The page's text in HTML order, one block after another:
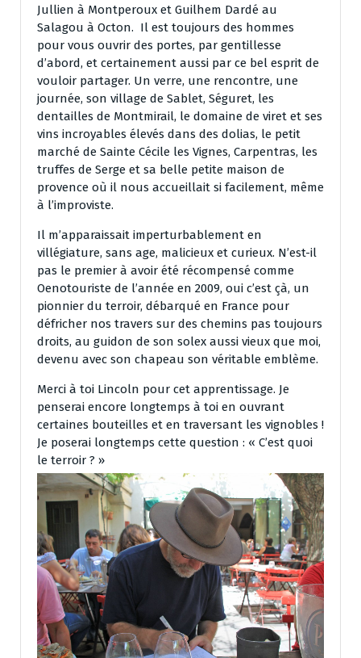
Jullien à Montperoux et Guilhem Dardé au
Salagou à Octon. Il est toujours des hommes
pour vous ouvrir des portes, par gentillesse
d’abord, et certainement aussi par ce bel esprit de
vouloir partager. Un verre, une rencontre, une
journée, son village de Sablet, Séguret, les
dentailles de Montmirail, le domaine de viret et ses
vins incroyables élevés dans des dolias, le petit
marché de Sainte Cécile les Vignes, Carpentras, les
truffes de Serge et sa belle petite maison de
provence où il nous accueillait si facilement, même
à l’improviste.
Il m’apparaissait imperturbablement en
villégiature, sans age, malicieux et curieux. N’est-il
pas le premier à avoir été récompensé comme
Oenotouriste de l’année en 2009, oui c’est çà, un
pionnier du terroir, débarqué en France pour
défricher nos travers sur des chemins pas toujours
droits, au guidon de son solex aussi vieux que moi,
devenu avec son chapeau son véritable emblème.
Merci à toi Lincoln pour cet apprentissage. Je
penserai encore longtemps à toi en ouvrant
certaines bouteilles et en traversant les vignobles !
Je poserai longtemps cette question : « C’est quoi
le terroir ? »